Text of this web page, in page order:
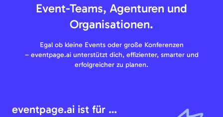
Event-Teams, Agenturen und
Organisationen.
Egal ob kleine Events oder große Konferenzen
– eventpage.ai unterstützt dich, effizienter, smarter und
erfolgreicher zu planen.
eventpage.ai ist für …